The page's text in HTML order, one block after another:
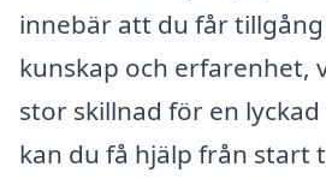
innebär att du får
kunskap och erfarenhet,
stor skillnad för en
kan du få hjälp från start